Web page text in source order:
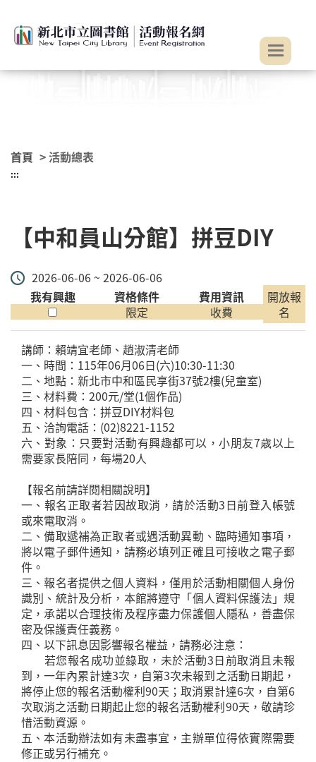
首頁 > 活動總表
:::
【中和員山分館】拼豆DIY
2026-06-06 ~ 2026-06-06
我有興趣
資格條件
限定
費用資訊
收費
開放報
名
講師：賴靖宜老師、趙淑清老師
一、時間：115年06月06日(六)10:30-11:30
二、地點：新北市中和區民享街37號2樓(兒童室)
三、材料費：200元/堂(1個作品)
四、材料包含：拼豆DIY材料包
五、洽詢電話：(02)8221-1152
六、對象：只要對活動有興趣都可以，小朋友7歳以上
需要家長陪同，每場20人
【報名前請詳閱相關說明】
一、報名正取者若因故取消，請於活動3日前登入帳號
或來電取消。
二、備取遞補為正取者或遇活動異動、臨時通知事項，
將以電子郵件通知，請務必填列正確且可接收之電子郵
件。
三、報名者提供之個人資料，僅用於活動相關個人身份
識別、統計及分析，本館將遵守「個人資料保護法」規
定，承諾以合理技術及程序盡力保護個人隱私，善盡保
密及保護責任義務。
四、以下訊息因影響報名權益，請務必注意：
若您報名成功並錄取，未於活動3日前取消且未報
到，一年內累計達3次，自第3次未報到之活動日期起，
將停止您的報名活動權利90天；取消累計達6次，自第6
次取消之活動日期起止您的報名活動權利90天，敬請珍
惜活動資源。
五、本活動辦法如有未盡事宜，主辦單位得依實際需要
修正或另行補充。